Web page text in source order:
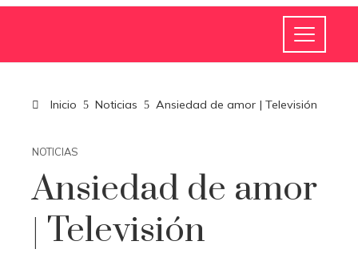
Inicio Noticias Ansiedad de amor | Televisión
NOTICIAS
Ansiedad de amor
| Televisión